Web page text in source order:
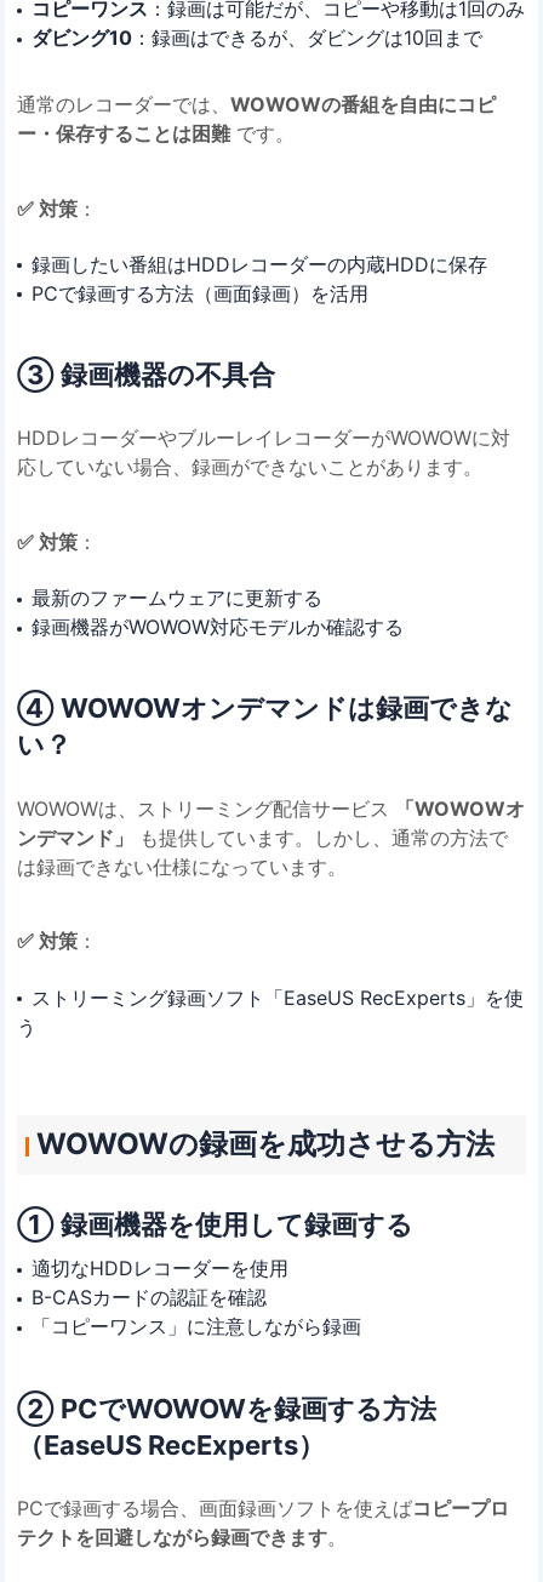
コピーワンス ：録画は可能だが、コピーや移動は1回のみ
ダビング10：録画はできるが、ダビングは10回まで
通常のレコーダーでは、WOWOWの番組を自由にコピ
ー・保存することは困難です。
✅ 対策 ：
録画したい番組はHDDレコーダーの内蔵HDDに保存
PCで録画する方法（画面録画）を活用
③ 録画機器の不具合
HDDレコーダーやブルーレイレコーダーがWOWOWに対
応していない場合、録画ができないことがあります。
✅ 対策 ：
最新のファームウェアに更新する
録画機器がWOWOW対応モデルか確認する
④ WOWOWオンデマンドは録画できな
い？
WOWOWは、ストリーミング配信サービス
「WOWOWオ
ンデマンド」
も提供しています。しかし、通常の方法で
は録画できない仕様になっています。
✅ 対策 ：
ストリーミング録画ソフト「EaseUS RecExperts」を使
う
WOWOWの録画を成功させる方法
① 録画機器を使用して録画する
適切なHDDレコーダーを使用
B-CASカードの認証を確認
「コピーワンス」に注意しながら録画
② PCでWOWOWを録画する方法
（EaseUS RecExperts）
PCで録画する場合、画面録画ソフトを使えばコピープロ
テクトを回避しながら録画できます。